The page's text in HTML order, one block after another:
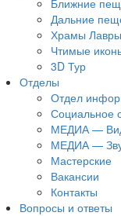
Ближние
Дальние
Храмы Лавры
Чтимые
3D Тур
Отделы
Отдел
Социальное
МЕДИА —
МЕДИА —
Мастерские
Вакансии
Контакты
Вопросы и ответы